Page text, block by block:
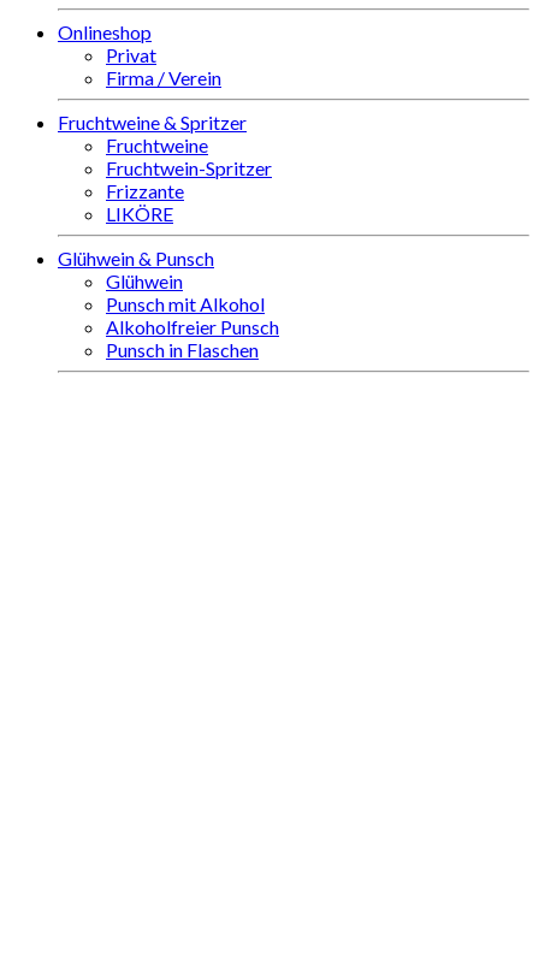
Onlineshop
Privat
Firma / Verein
Fruchtweine & Spritzer
Fruchtweine
Fruchtwein-Spritzer
Frizzante
LIKÖRE
Glühwein & Punsch
Glühwein
Punsch mit Alkohol
Alkoholfreier Punsch
Punsch in Flaschen